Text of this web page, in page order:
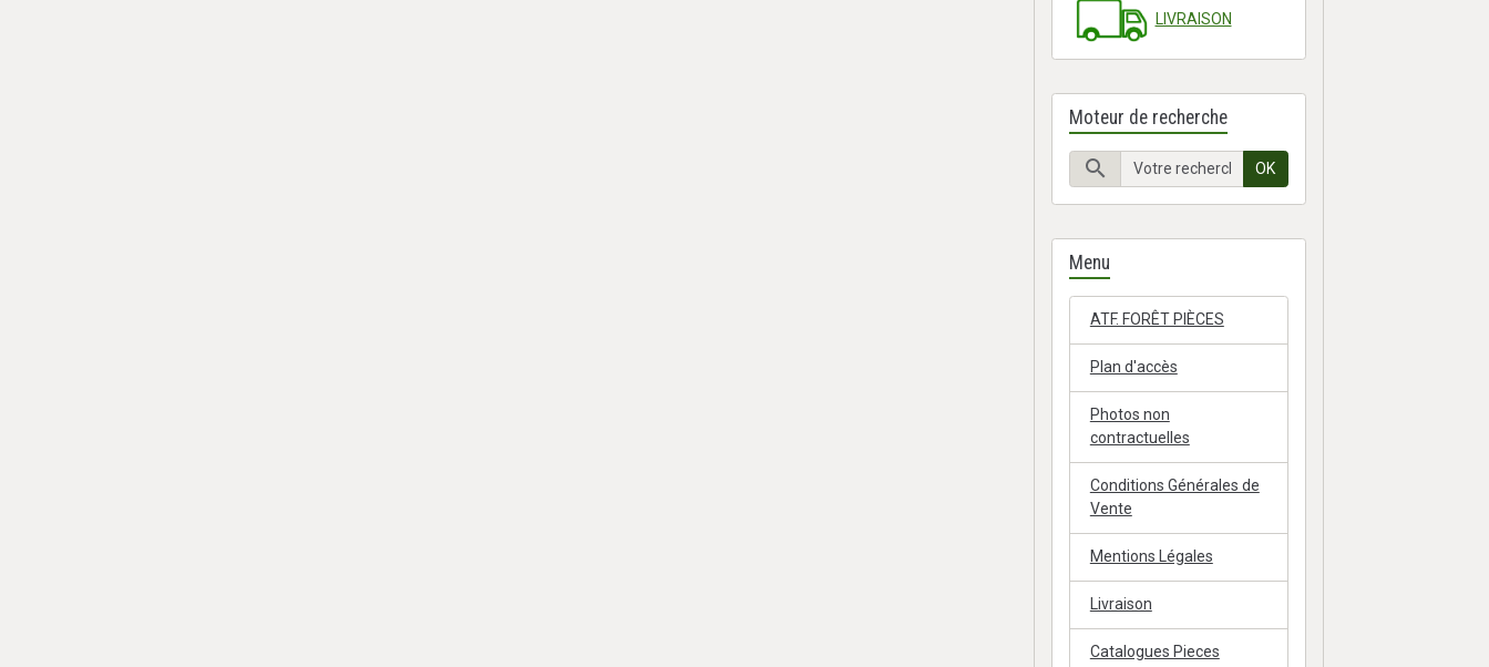
LIVRAISON
Moteur de recherche
OK
Menu
ATF. FORÊT PIÈCES
Plan d'accès
Photos non
contractuelles
Conditions Générales de
Vente
Mentions Légales
Livraison
Catalogues Pieces